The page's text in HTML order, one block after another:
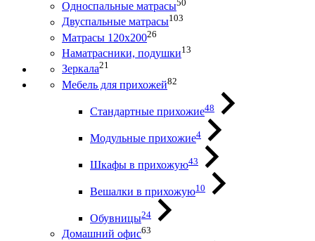
Односпальные матрасы50
Двуспальные матрасы103
Матрасы 120х20026
Наматрасники, подушки13
Зеркала21
Мебель для прихожей82
Стандартные прихожие48
Модульные прихожие4
Шкафы в прихожую43
Вешалки в прихожую10
Обувницы24
Домашний офис63